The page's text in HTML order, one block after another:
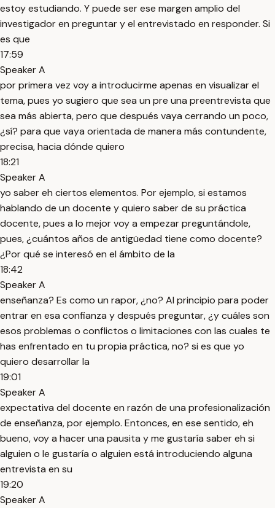
estoy estudiando. Y puede ser ese margen amplio del
investigador en preguntar y el entrevistado en responder. Si
es que
17:59
Speaker A
por primera vez voy a introducirme apenas en visualizar el
tema, pues yo sugiero que sea un pre una preentrevista que
sea más abierta, pero que después vaya cerrando un poco,
¿sí? para que vaya orientada de manera más contundente,
precisa, hacia dónde quiero
18:21
Speaker A
yo saber eh ciertos elementos. Por ejemplo, si estamos
hablando de un docente y quiero saber de su práctica
docente, pues a lo mejor voy a empezar preguntándole,
pues, ¿cuántos años de antigüedad tiene como docente?
¿Por qué se interesó en el ámbito de la
18:42
Speaker A
enseñanza? Es como un rapor, ¿no? Al principio para poder
entrar en esa confianza y después preguntar, ¿y cuáles son
esos problemas o conflictos o limitaciones con las cuales te
has enfrentado en tu propia práctica, no? si es que yo
quiero desarrollar la
19:01
Speaker A
expectativa del docente en razón de una profesionalización
de enseñanza, por ejemplo. Entonces, en ese sentido, eh
bueno, voy a hacer una pausita y me gustaría saber eh si
alguien o le gustaría o alguien está introduciendo alguna
entrevista en su
19:20
Speaker A